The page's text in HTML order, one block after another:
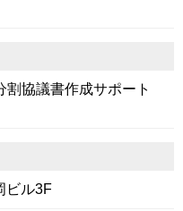
割協議書作成サポート
ビル3F